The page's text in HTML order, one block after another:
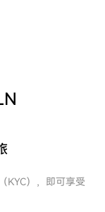
KYC），即可享受